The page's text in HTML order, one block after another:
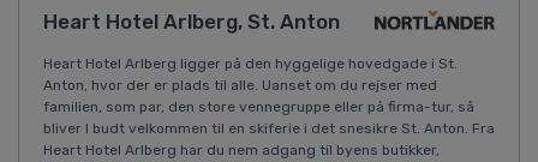
Heart Hotel Arlberg, St. Anton
Heart Hotel Arlberg ligger på den hyggelige hovedgade i St.
Anton, hvor der er plads til alle. Uanset om du rejser med
familien, som par, den store vennegruppe eller på firma-tur, så
bliver I budt velkommen til en skiferie i det snesikre St. Anton. Fra
Heart Hotel Arlberg har du nem adgang til byens butikker,